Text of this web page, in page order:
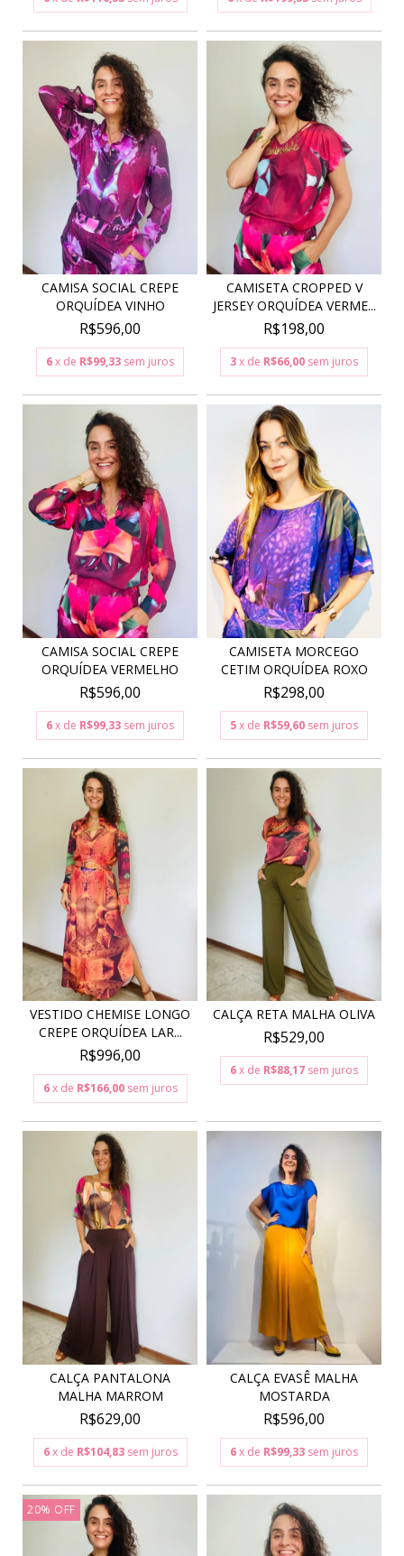
CAMISA SOCIAL CREPE
ORQUÍDEA VINHO
R$596,00
6x de R$99,33 sem juros
CAMISETA CROPPED V
JERSEY ORQUÍDEA VERME...
R$198,00
3x de R$66,00 sem juros
CAMISA SOCIAL CREPE
ORQUÍDEA VERMELHO
R$596,00
6x de R$99,33 sem juros
CAMISETA MORCEGO
CETIM ORQUÍDEA ROXO
R$298,00
5x de R$59,60 sem juros
VESTIDO CHEMISE LONGO
CREPE ORQUÍDEA LAR...
R$996,00
6 x de R$166,00 sem juros
CALÇA RETA MALHA OLIVA
R$529,00
6x de R$88,17 sem juros
CALÇA PANTALONA
MALHA MARROM
R$629,00
6 x de R$104,83 sem juros
CALÇA EVASÊ MALHA
MOSTARDA
R$596,00
6x de R$99,33 sem juros
20% OFF